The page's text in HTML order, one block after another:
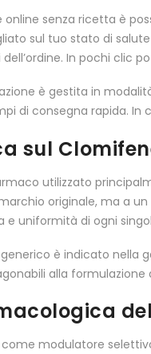
senza ricetta è
sul tuo stato di
dell’ordine. In pochi clic
è gestita in
di consegna rapida. In
sul
utilizzato
originale, ma a
e uniformità di ogni
è indicato nella
alla
modulatore